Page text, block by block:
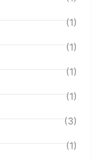
(1)
(1)
(1)
(1)
(3)
(1)